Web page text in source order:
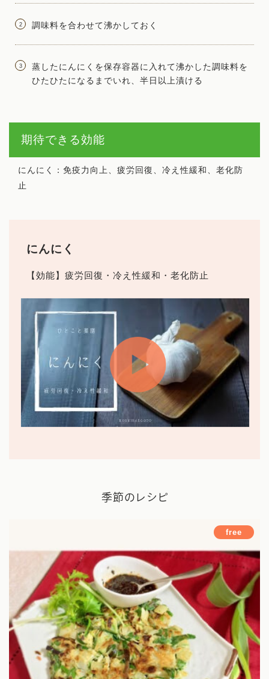
調味料を合わせて沸かしておく
蒸したにんにくを保存容器に入れて沸かした調味料を
ひたひたになるまでいれ、半日以上漬ける
期待できる効能
にんにく：免疫力向上、疲労回復、冷え性緩和、老化防
止
にんにく
【効能】疲労回復・冷え性緩和・老化防止
季節のレシピ
free